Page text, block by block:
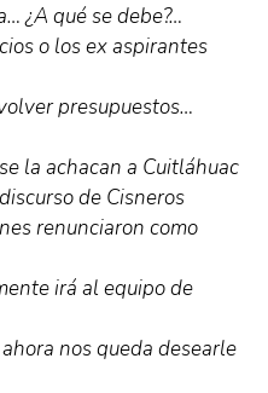
¿A qué se debe?…
o los ex aspirantes
presupuestos…
la achacan a Cuitláhuac
de Cisneros
renunciaron como
irá al equipo de
nos queda desearle